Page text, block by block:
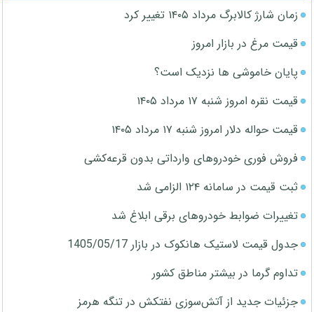
زمان شارژ کالابرگ مرداد ۱۴۰۵ تغییر کرد
قیمت مرغ در بازار امروز
پایان خاموشی ها نزدیک است؟
قیمت نقره امروز شنبه ۱۷ مرداد ۱۴۰۵
قیمت حواله دلار امروز شنبه ۱۷ مرداد ۱۴۰۵
فروش فوری خودروهای وارداتی بدون قرعه‌کشی
ثبت قیمت در سامانه ۱۲۴ الزامی شد
تغییرات ضوابط خودروهای برقی ابلاغ شد
جدول قیمت لاستیک هانکوک در بازار 1405/05/17
تداوم گرما در بیشتر مناطق کشور
جزئیات جدید از آتش‌سوزی نفتکش در تنگه هرمز